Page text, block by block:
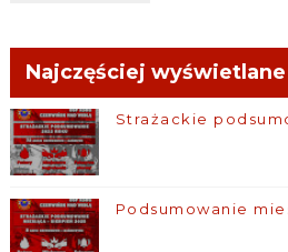
Najczęściej wyświetlane
Strażackie
Podsumowanie